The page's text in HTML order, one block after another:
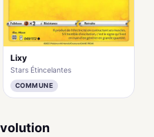
Lixy
Stars Étincelantes
COMMUNE